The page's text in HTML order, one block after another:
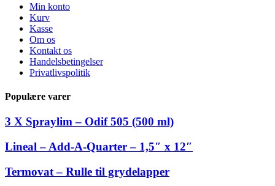
Min konto
Kurv
Kasse
Om os
Kontakt os
Handelsbetingelser
Privatlivspolitik
Populære varer
3 X Spraylim – Odif 505 (500 ml)
Lineal – Add-A-Quarter – 1,5″ x 12″
Termovat – Rulle til grydelapper